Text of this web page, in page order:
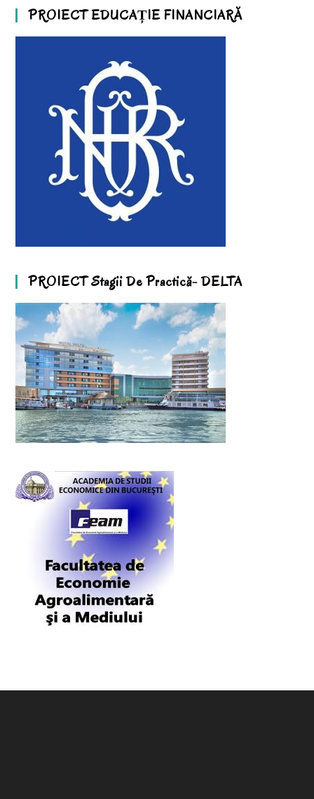
PROIECT EDUCAȚIE FINANCIARĂ
PROIECT Stagii De Practică- DELTA